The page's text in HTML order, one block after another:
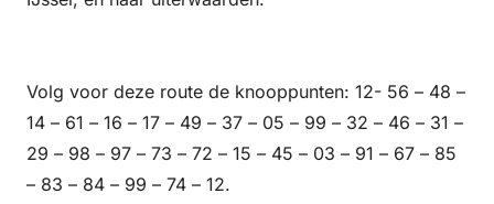
Volg voor deze route de knooppunten: 12- 56 – 48 –
14 – 61 – 16 – 17 – 49 – 37 – 05 – 99 – 32 – 46 – 31 –
29 – 98 – 97 – 73 – 72 – 15 – 45 – 03 – 91 – 67 – 85
– 83 – 84 – 99 – 74 – 12.